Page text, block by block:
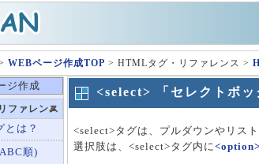
WEBページ作成TOP > HTMLタグ・リファレンス >
ジ作成
ファレンス
とは？
順)
<select> 「セレクトボッ
<select>タグは、プルダウンやリス
選択肢は、<select>タグ内に<option>